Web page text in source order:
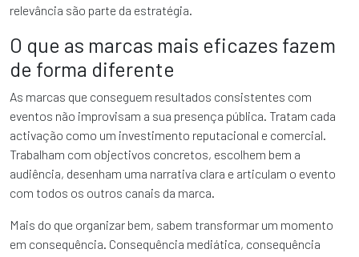
relevância são parte da estratégia.
O que as marcas mais eficazes fazem
de forma diferente
As marcas que conseguem resultados consistentes com
eventos não improvisam a sua presença pública. Tratam cada
activação como um investimento reputacional e comercial.
Trabalham com objectivos concretos, escolhem bem a
audiência, desenham uma narrativa clara e articulam o evento
com todos os outros canais da marca.
Mais do que organizar bem, sabem transformar um momento
em consequência. Consequência mediática, consequência